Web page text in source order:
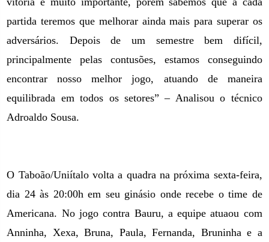
partida teremos que melhorar ainda mais para superar os
adversários. Depois de um semestre bem difícil,
principalmente pelas contusões, estamos conseguindo
encontrar nosso melhor jogo, atuando de maneira
equilibrada em todos os setores” – Analisou o técnico
Adroaldo Sousa.
O Taboão/Uniítalo volta a quadra na próxima sexta-feira,
dia 24 às 20:00h em seu ginásio onde recebe o time de
Americana. No jogo contra Bauru, a equipe atuaou com
Anninha, Xexa, Bruna, Paula, Fernanda, Bruninha e a